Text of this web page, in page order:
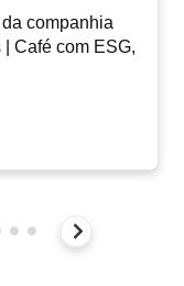
companhia
Café com ESG,